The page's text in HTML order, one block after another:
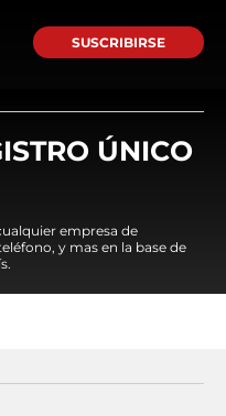
SUSCRIBIRSE
ÚNICO
empresa de
y mas en la base de